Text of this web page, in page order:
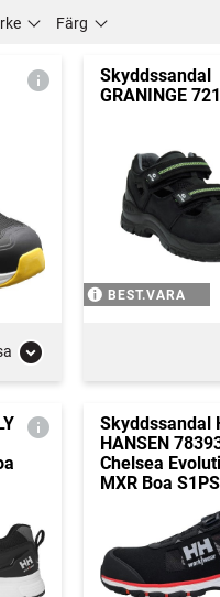
Färg
Skyddssandal
GRANINGE
BEST.VARA
Skyddssandal
HANSEN
Chelsea
MXR Boa